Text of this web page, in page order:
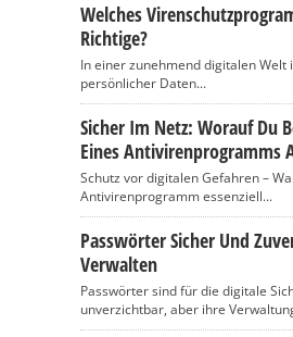
Welches
Richtige?
In einer zunehmend digitalen Welt
persönlicher Daten...
Sicher Im Netz: Worauf Du
Eines Antivirenprogramms
Schutz vor digitalen Gefahren –
Antivirenprogramm essenziell...
Passwörter Sicher Und
Verwalten
Passwörter sind für die digitale
unverzichtbar, aber ihre